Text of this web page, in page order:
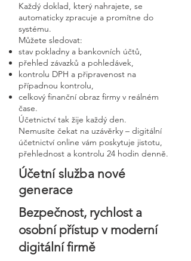
Každý doklad, který nahrajete, se
automaticky zpracuje a promítne do
systému.
Můžete sledovat:
stav pokladny a bankovních účtů,
přehled závazků a pohledávek,
kontrolu DPH a připravenost na
případnou kontrolu,
celkový finanční obraz firmy v reálném
čase.
Účetnictví tak žije každý den.
Nemusíte čekat na uzávěrky – digitální
účetnictví online vám poskytuje jistotu,
přehlednost a kontrolu 24 hodin denně.
Účetní služba nové
generace
Bezpečnost, rychlost a
osobní přístup v moderní
digitální firmě